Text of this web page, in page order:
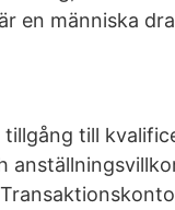
en människa
tillgång till